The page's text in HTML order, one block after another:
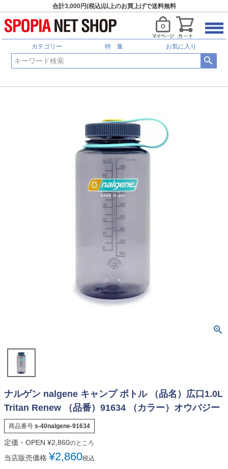
合計3,000円(税込)以上のお買上げで送料無料
カテゴリー 特 集 お気に入り
ナルゲン nalgene キャンプ ボトル （品名）広口1.0L
Tritan Renew （品番）91634 （カラー）オウバジー
商品番号 s-40nalgene-91634
定価・OPEN ¥2,860のところ
当店販売価格 ¥2,860税込